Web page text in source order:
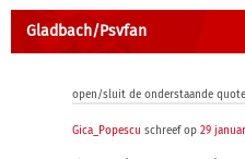
Gladbach/Psvfan
open/sluit de onderstaande
Gica_Popescu schreef op29